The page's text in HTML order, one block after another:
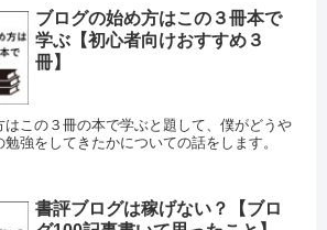
ブログの始め方はこの３冊本で
学ぶ【初心者向けおすすめ３
冊】
この３冊の本で学ぶと題して、僕がどうや
強をしてきたかについての話をします。
書評ブログは稼げない？【ブロ